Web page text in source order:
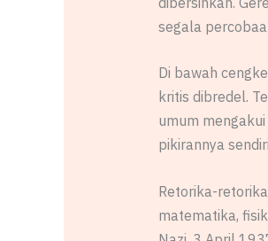
segala
Di bawah
kritis dibredel.
umum
pikirannya
Retorika-
matematika,